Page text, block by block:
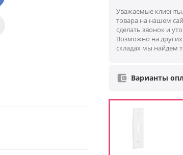
Уважаемые клиенты,
товара на нашем
сделать звонок и
Возможно на
складах мы найдем
Варианты